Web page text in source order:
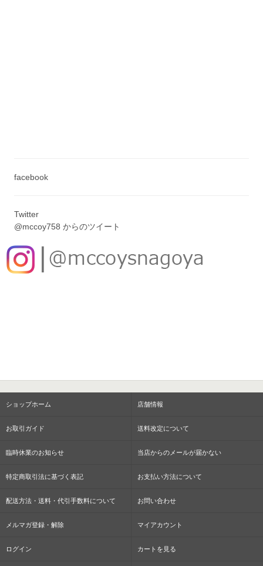
facebook
Twitter
@mccoy758 からのツイート
ショップホーム 店舗情報
お取引ガイド 送料改定について
臨時休業のお知らせ 当店からのメールが届かない
特定商取引法に基づく表記 お支払い方法について
配送方法・送料・代引手数料について お問い合わせ
メルマガ登録・解除 マイアカウント
ログイン カートを見る